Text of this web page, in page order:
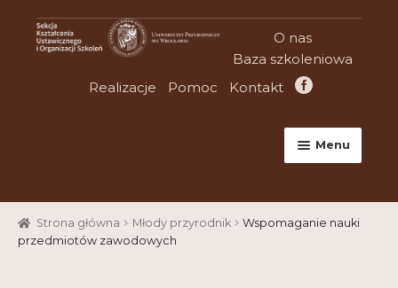
Przejdź
do
Przejdź
do
O nas
Baza szkoleniowa
Realizacje
Pomoc Kontakt
Menu
Strona główna
Aktualności
Strona główna Młody przyrodnik
Wspomaganie nauki
przedmiotów zawodowych